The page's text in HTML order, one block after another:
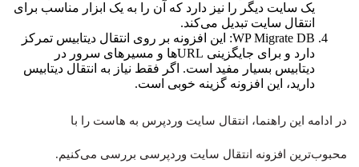
یک سایت دیگر را نیز دارد که آن را به یک ابزار مناسب برای
انتقال سایت تبدیل می‌کند.
WP Migrate DB: این افزونه بر روی انتقال دیتابیس تمرکز
دارد و برای جایگزینی URL‌ها و مسیرهای سرور در
دیتابیس بسیار مفید است. اگر فقط نیاز به انتقال دیتابیس
دارید، این افزونه گزینه خوبی است.
در ادامه این راهنما، انتقال سایت وردپرس به هاست را با
محبوب‌ترین افزونه انتقال سایت وردپرسی بررسی می‌کنیم.